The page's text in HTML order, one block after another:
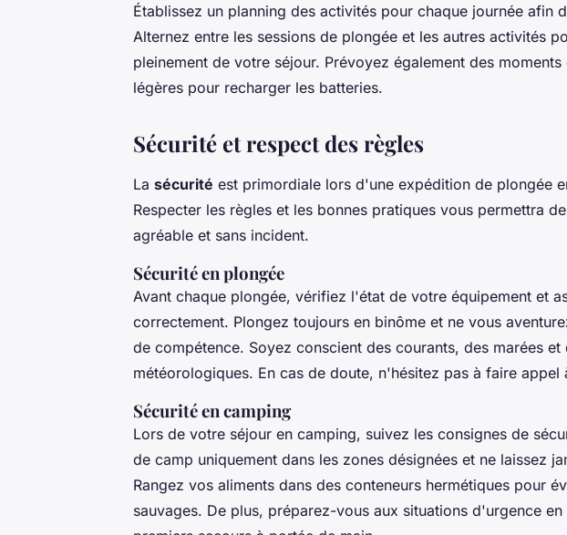
Établissez un planning des activités pour chaque journée afin
Alternez entre les sessions de plongée et les autres activités
pleinement de votre séjour. Prévoyez également des
légères pour recharger les batteries.
Sécurité et respect des règles
La sécurité est primordiale lors d'une expédition de plongée
Respecter les règles et les bonnes pratiques vous permettra
agréable et sans incident.
Sécurité en plongée
Avant chaque plongée, vérifiez l'état de votre équipement et
correctement. Plongez toujours en binôme et ne vous
de compétence. Soyez conscient des courants, des marées et
météorologiques. En cas de doute, n'hésitez pas à faire appel
Sécurité en camping
Lors de votre séjour en camping, suivez les consignes de
de camp uniquement dans les zones désignées et ne laissez
Rangez vos aliments dans des conteneurs hermétiques pour
sauvages. De plus, préparez-vous aux situations d'urgence